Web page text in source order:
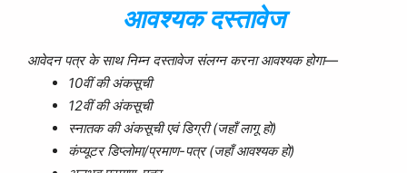
आवश्यक दस्तावेज
आवेदन पत्र के साथ निम्न दस्तावेज संलग्न करना आवश्यक होगा—
10वीं की अंकसूची
12वीं की अंकसूची
स्नातक की अंकसूची एवं डिग्री (जहाँ लागू हो)
कंप्यूटर डिप्लोमा/प्रमाण-पत्र (जहाँ आवश्यक हो)